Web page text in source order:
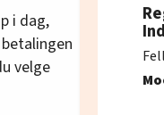
i dag,
velge